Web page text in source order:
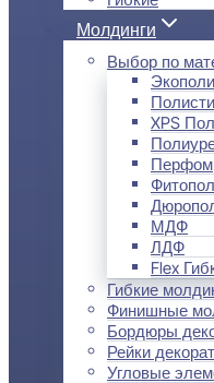
Молдинги
Выбор по
XPS
Перфом
МДФ
ЛДФ
Flex
Гибкие
Финишные
Бордюры
Рейки
Угловые